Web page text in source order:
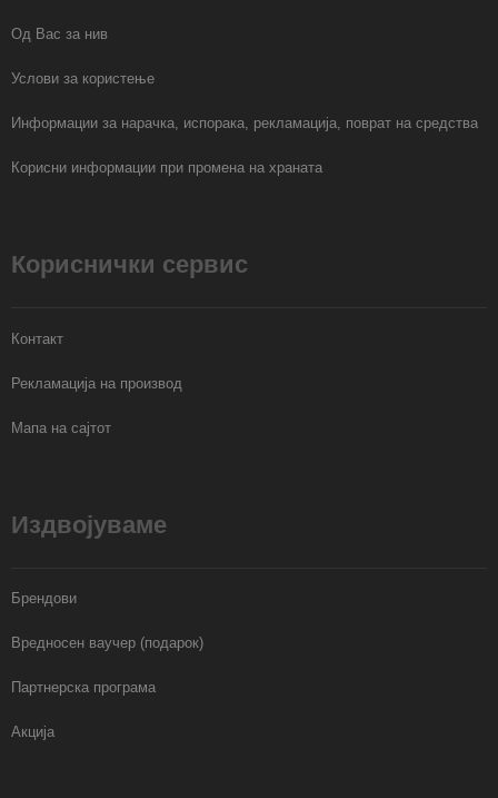
Од Вас за нив
Услови за користење
Информации за нарачка, испорака, рекламација, поврат на средства
Корисни информации при промена на храната
Кориснички сервис
Контакт
Рекламација на производ
Мапа на сајтот
Издвојуваме
Брендови
Вредносен ваучер (подарок)
Партнерска програма
Акција